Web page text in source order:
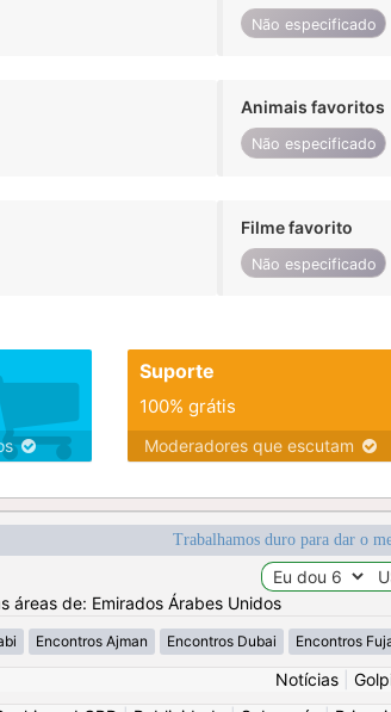
Não especificado
Animais favoritos
Não especificado
Filme favorito
Não especificado
Suporte
100% grátis
Moderadores que escutam
Trabalhamos duro para dar o
áreas de: Emirados Árabes Unidos
Encontros Ajman Encontros Dubai Encontros
Notícias